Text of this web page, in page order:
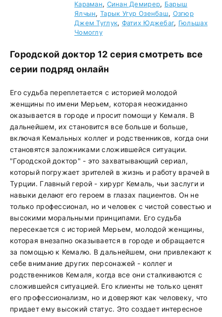
Караман, Синан Демирер, Барыш
Ялчын, Тарык Угур Озенбаш, Озгюр
Джем Туглук, Фатих Юджебаг, Гюльшах
Чомоглу
Городской доктор 12 серия смотреть все
серии подряд онлайн
Его судьба переплетается с историей молодой
женщины по имени Мерьем, которая неожиданно
оказывается в городе и просит помощи у Кемаля. В
дальнейшем, их становится все больше и больше,
включая Кемальных коллег и родственников, когда они
становятся заложниками сложившейся ситуации.
"Городской доктор" - это захватывающий сериал,
который погружает зрителей в жизнь и работу врачей в
Турции. Главный герой - хирург Кемаль, чьи заслуги и
навыки делают его героем в глазах пациентов. Он не
только профессионал, но и человек с чистой совестью и
высокими моральными принципами. Его судьба
пересекается с историей Мерьем, молодой женщины,
которая внезапно оказывается в городе и обращается
за помощью к Кемалю. В дальнейшем, они привлекают к
себе внимание других персонажей - коллег и
родственников Кемаля, когда все они сталкиваются с
сложившейся ситуацией. Его клиенты не только ценят
его профессионализм, но и доверяют как человеку, что
придает ему высокий статус. Это создает интересное